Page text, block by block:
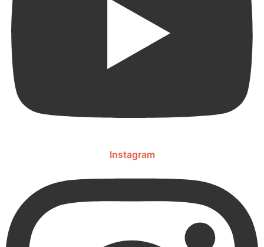
Instagram